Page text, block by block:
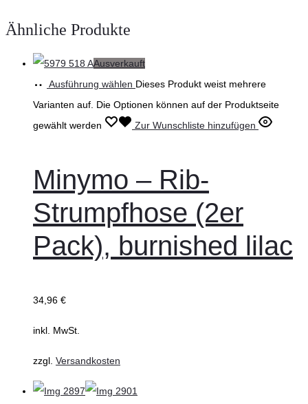
Ähnliche Produkte
Ausverkauft
Ausführung wählen Dieses Produkt weist mehrere
Varianten auf. Die Optionen können auf der Produktseite
gewählt werden
Zur Wunschliste hinzufügen
Minymo – Rib-
Strumpfhose (2er
Pack), burnished lilac
34,96 €
inkl. MwSt.
zzgl. Versandkosten